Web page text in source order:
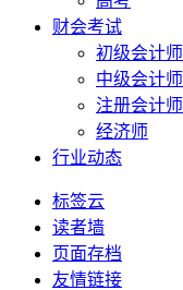
财会考试
初级会计师
中级会计师
注册会计师
经济师
行业动态
标签云
读者墙
页面存档
友情链接